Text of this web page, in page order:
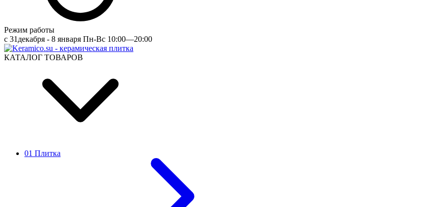
Режим работы
c 31декабря - 8 января Пн-Вс 10:00—20:00
КАТАЛОГ ТОВАРОВ
01 Плитка